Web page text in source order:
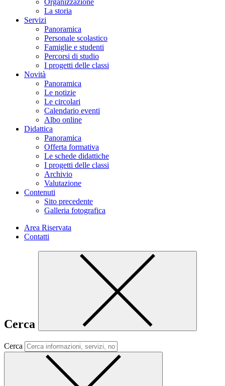
La storia
Servizi
Panoramica
Personale scolastico
Famiglie e studenti
Percorsi di studio
I progetti delle classi
Novità
Panoramica
Le notizie
Le circolari
Calendario eventi
Albo online
Didattica
Panoramica
Offerta formativa
Le schede didattiche
I progetti delle classi
Archivio
Valutazione
Contenuti
Sito precedente
Galleria fotografica
Area Riservata
Contatti
Cerca
Cerca